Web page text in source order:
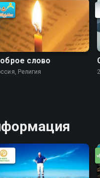
слово
Религия